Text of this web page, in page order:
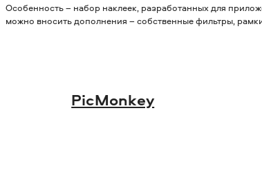
Особенность – набор наклеек, разработанных для
можно вносить дополнения – собственные фильтры,
PicMonkey